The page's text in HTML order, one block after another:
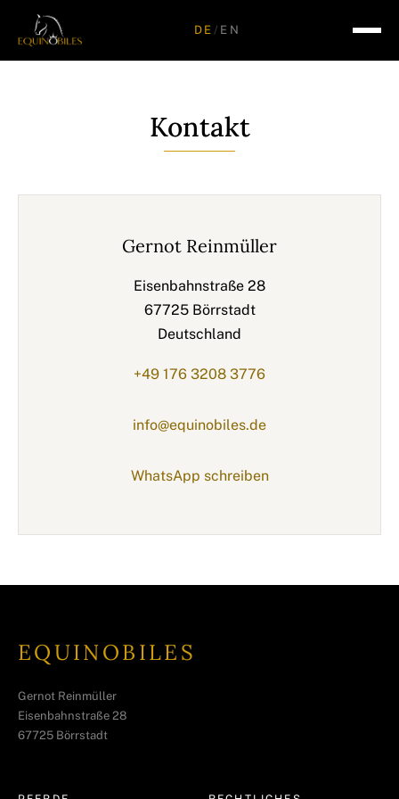
DE / EN
Kontakt
Gernot Reinmüller
Eisenbahnstraße 28
67725 Börrstadt
Deutschland
+49 176 3208 3776
info@equinobiles.de
WhatsApp schreiben
EQUINOBILES
Gernot Reinmüller
Eisenbahnstraße 28
67725 Börrstadt